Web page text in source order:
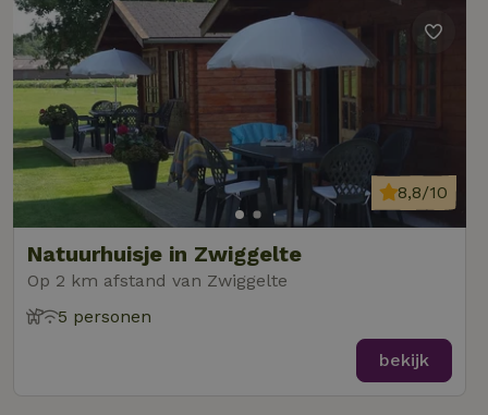
Natuurhuisje in Zwiggelte
Op 2 km afstand van Zwiggelte
8,8/10
5 personen
bekijk